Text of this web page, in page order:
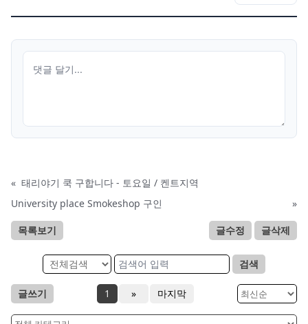
« 태리야기 쿡 구합니다 - 토요일 / 켄트지역
University place Smokeshop 구인
»
목록보기 글수정 글삭제
검색
글쓰기 1 » 마지막